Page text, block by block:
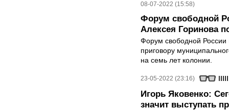
08-07-2022 (15:58)
Форум свободной
Алексея Горинова
Форум свободной России
приговору
на семь лет колонии.
23-05-2022 (23:16)
Игорь Яковенко:
значит выступать